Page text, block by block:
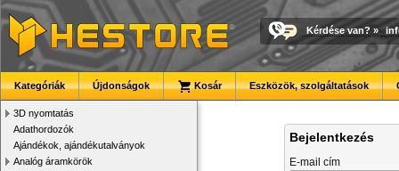
Kérdése van? »
Kategóriák Újdonságok Kosár Eszközök, szolgáltatások
3D nyomtatás
Adathordozók
Ajándékok, ajándékutalványok
Analóg áramkörök
Bejelentkezés
E-mail cím